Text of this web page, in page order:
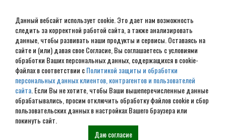
Данный вебсайт использует cookie. Это дает нам возможность
следить за корректной работой сайта, а также анализировать
данные, чтобы развивать наши продукты и сервисы. Оставаясь на
сайте и (или) давая свое Согласие, Вы соглашаетесь с условиями
обработки Ваших персональных данных, содержащихся в cookie-
файлах в соответствии сПолитикой защиты и обработки
персональных данных клиентов, контрагентов и пользователей
сайта . Если Вы не хотите, чтобы Ваши вышеперечисленные данные
обрабатывались, просим отключить обработку файлов cookie и сбор
пользовательских данных в настройках Вашего браузера или
покинуть сайт.
Даю согласие
Дом из бруса под ключ в
Малой Вишере
Наши проекты